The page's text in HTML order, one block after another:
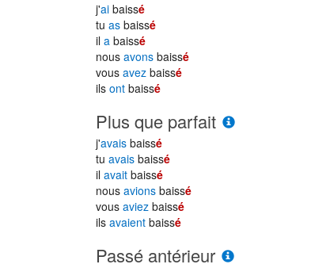
j'ai baissé
tuas baissé
ila baissé
nousavons baissé
vousavez baissé
ilsont baissé
Plus que parfait
j'avais baissé
tuavais baissé
ilavait baissé
nousavions baissé
vousaviez baissé
ilsavaient baissé
Passé antérieur